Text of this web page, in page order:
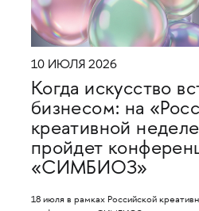
10 ИЮЛЯ 2026
Когда искусство
бизнесом: на
креативной
пройдет
«СИМБИОЗ»
18 июля в рамках Российской